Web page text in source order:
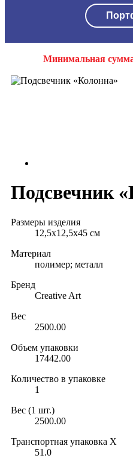
Минимальная сумма
Подсвечник
Размеры изделия
12,5х12,5х45 см
Материал
полимер; металл
Бренд
Creative Art
Вес
2500.00
Объем упаковки
17442.00
Количество в упаковке
1
Вес (1 шт.)
2500.00
Транспортная упаковка X
51.0